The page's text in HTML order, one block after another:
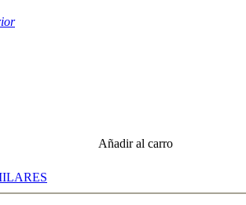
Añadir al carro